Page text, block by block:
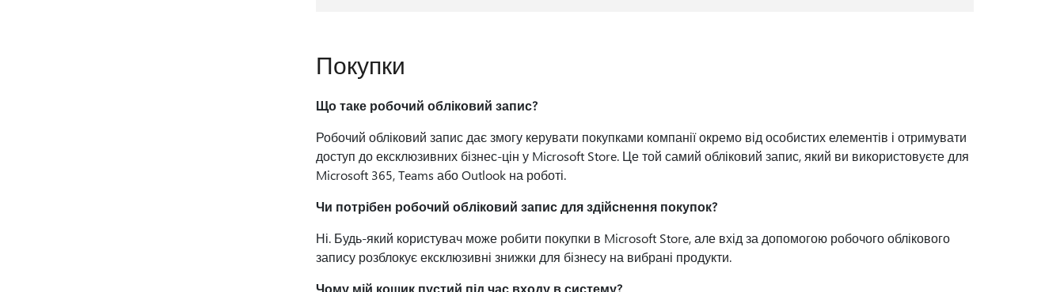
Покупки
Що таке робочий обліковий запис?
Робочий обліковий запис дає змогу керувати покупками компанії окремо від особистих елементів і отримувати
доступ до ексклюзивних бізнес-цін у Microsoft Store. Це той самий обліковий запис, який ви використовуєте для
Microsoft 365, Teams або Outlook на роботі.
Чи потрібен робочий обліковий запис для здійснення покупок?
Ні. Будь-який користувач може робити покупки в Microsoft Store, але вхід за допомогою робочого облікового
запису розблокує ексклюзивні знижки для бізнесу на вибрані продукти.
Чому мій кошик пустий під час входу в систему?